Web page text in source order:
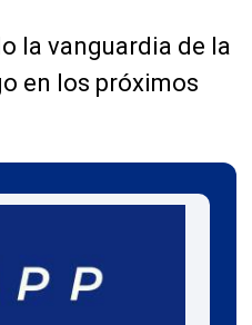
la vanguardia de la
en los próximos